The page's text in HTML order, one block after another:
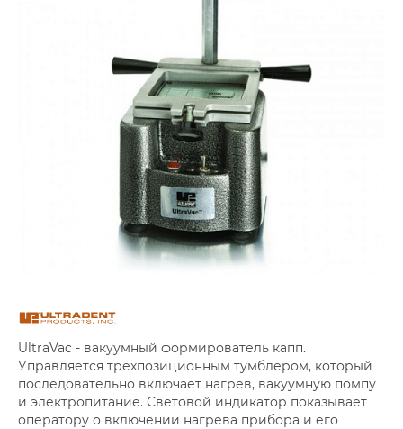
UltraVac - вакуумный формирователь капп.
Управляется трехпозиционным тумблером, который
последовательно включает нагрев, вакуумную помпу
и электропитание. Световой индикатор показывает
оператору о включении нагрева прибора и его